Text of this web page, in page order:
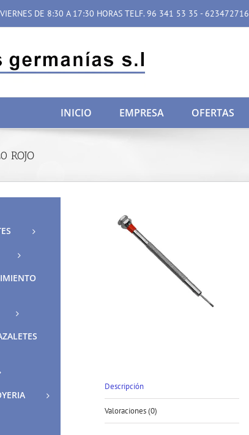
VIERNES DE 8:30 A 17:30 HORAS TELF. 96 341 53 35 - 623472716
INICIO EMPRESA OFERTAS
ROJO
Descripción
Valoraciones (0)